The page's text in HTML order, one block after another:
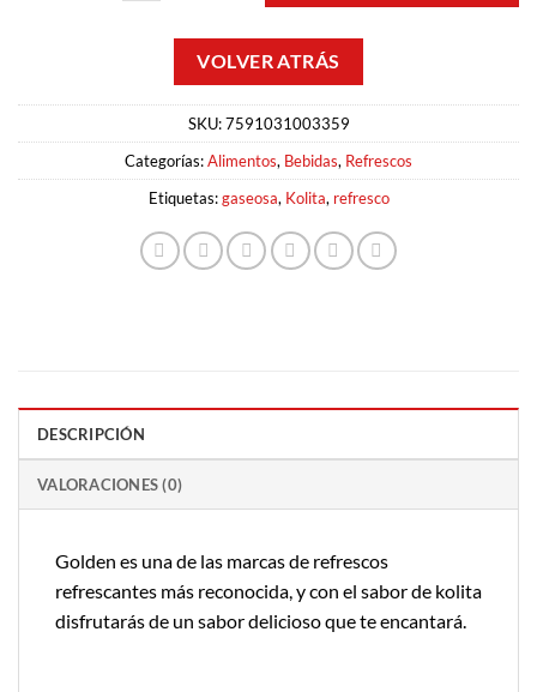
REFRESCO KOLITA 1.5LT GOLDEN cantidad
SKU:7591031003359
Categorías:Alimentos, Bebidas, Refrescos
Etiquetas:gaseosa, Kolita, refresco
DESCRIPCIÓN
VALORACIONES (0)
Golden es una de las marcas de refrescos
refrescantes más reconocida, y con el sabor de kolita
disfrutarás de un sabor delicioso que te encantará.